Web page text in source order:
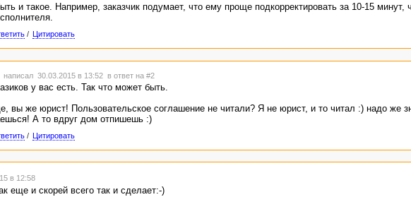
и такое. Например, заказчик подумает, что ему проще подкорректировать за 10-15 минут,
/ Цитировать
написал 30.03.2015 в 13:52 в ответ на #2
у вас есть. Так что может быть.
вы же юрист! Пользовательское соглашение не читали? Я не юрист, и то читал :) надо же
А то вдруг дом отпишешь :)
/ Цитировать
в 12:58
еще и скорей всего так и сделает:-)